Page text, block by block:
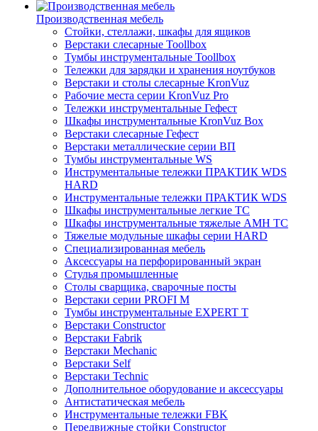
Производственная мебель
Стойки, стеллажи, шкафы для ящиков
Верстаки слесарные Toollbox
Тумбы инструментальные Toollbox
Тележки для зарядки и хранения ноутбуков
Верстаки и столы слесарные KronVuz
Рабочие места серии KronVuz Pro
Тележки инструментальные Гефест
Шкафы инструментальные KronVuz Box
Верстаки слесарные Гефест
Верстаки металлические серии ВП
Тумбы инструментальные WS
Инструментальные тележки ПРАКТИК WDS
HARD
Инструментальные тележки ПРАКТИК WDS
Шкафы инструментальные легкие ТС
Шкафы инструментальные тяжелые AMH TC
Тяжелые модульные шкафы серии HARD
Cпециализированная мебель
Аксессуары на перфорированный экран
Стулья промышленные
Столы сварщика, сварочные посты
Верстаки серии PROFI M
Тумбы инструментальные EXPERT T
Верстаки Constructor
Верстаки Fabrik
Верстаки Mechanic
Верстаки Self
Верстаки Technic
Дополнительное оборудование и аксессуары
Антистатическая мебель
Инструментальные тележки FBK
Передвижные стойки Constructor